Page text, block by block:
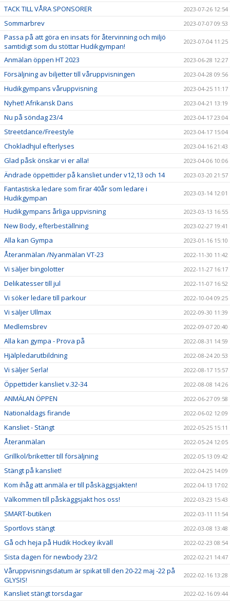
TACK TILL VÅRA SPONSORER 2023-07-26 12:54
Sommarbrev 2023-07-07 09:53
Passa på att göra en insats för återvinning och miljö
samtidigt som du stöttar Hudikgympan!
2023-07-04 11:25
Anmälan öppen HT 2023 2023-06-28 12:27
Försäljning av biljetter till våruppvisningen 2023-04-28 09:56
Hudikgympans våruppvisning 2023-04-25 11:17
Nyhet! Afrikansk Dans 2023-04-21 13:19
Nu på söndag 23/4 2023-04-17 23:04
Streetdance/Freestyle 2023-04-17 15:04
Chokladhjul efterlyses 2023-04-16 21:43
Glad påsk önskar vi er alla! 2023-04-06 10:06
Ändrade öppettider på kansliet under v12,13 och 14 2023-03-20 21:57
Fantastiska ledare som firar 40år som ledare i
Hudikgympan
2023-03-14 12:01
Hudikgympans årliga uppvisning 2023-03-13 16:55
New Body, efterbeställning 2023-02-27 19:41
Alla kan Gympa 2023-01-16 15:10
Återanmälan /Nyanmälan VT-23 2022-11-30 11:42
Vi säljer bingolotter 2022-11-27 16:17
Delikatesser till jul 2022-11-07 16:52
Vi söker ledare till parkour 2022-10-04 09:25
Vi säljer Ullmax 2022-09-30 11:39
Medlemsbrev 2022-09-07 20:40
Alla kan gympa - Prova på 2022-08-31 14:59
Hjälpledarutbildning 2022-08-24 20:53
Vi säljer Serla! 2022-08-17 15:57
Öppettider kansliet v.32-34 2022-08-08 14:26
ANMÄLAN ÖPPEN 2022-06-27 09:58
Nationaldags firande 2022-06-02 12:09
Kansliet - Stängt 2022-05-25 15:11
Återanmälan 2022-05-24 12:05
Grillkol/briketter till försäljning 2022-05-13 09:42
Stängt på kansliet! 2022-04-25 14:09
Kom ihåg att anmäla er till påskäggsjakten! 2022-04-13 17:02
Välkommen till påskäggsjakt hos oss! 2022-03-23 15:43
SMART-butiken 2022-03-11 11:54
Sportlovs stängt 2022-03-08 13:48
Gå och heja på Hudik Hockey ikväll 2022-02-23 08:54
Sista dagen för newbody 23/2 2022-02-21 14:47
Våruppvisningsdatum är spikat till den 20-22 maj -22 på
GLYSIS!
2022-02-16 13:28
Kansliet stängt torsdagar 2022-02-16 09:44